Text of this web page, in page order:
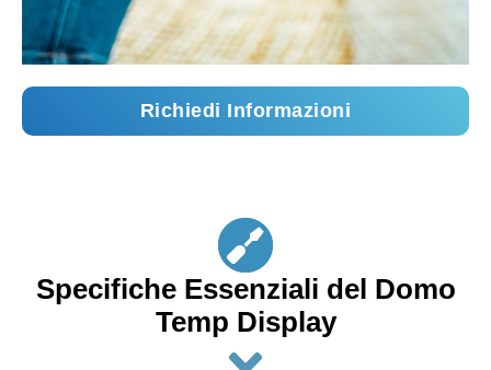
Richiedi Informazioni
Specifiche Essenziali del Domo
Temp Display